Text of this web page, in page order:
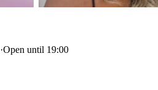
·Open until 19:00